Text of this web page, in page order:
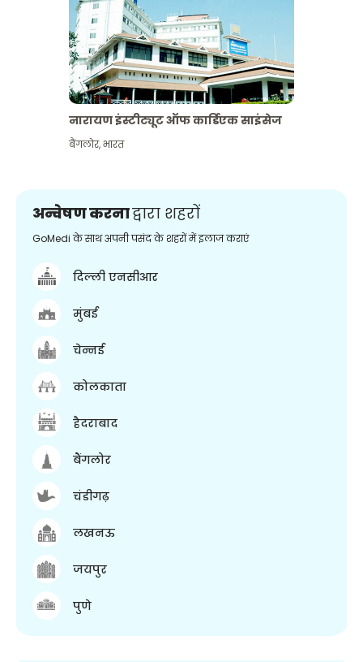
नारायण इंस्टीट्यूट ऑफ कार्डिएक साइंसेज
बैंगलोर,भारत
अन्वेषण करनाद्वारा शहरों
GoMedi के साथ अपनी पसंद के शहरों में इलाज कराएं
दिल्ली एनसीआर
मुंबई
चेन्नई
कोलकाता
हैदराबाद
बैंगलोर
चंडीगढ़
लखनऊ
जयपुर
पुणे